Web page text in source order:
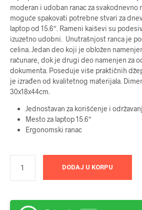
moderan i udoban ranac za svakodnevno
moguće spakovati potrebne stvari za
laptop od 15.6″. Rameni kaiševi su
izuzetno udobni. Unutrašnjost ranca je
celina. Jedan deo koji je obložen
računare, dok je drugi deo namenjen za
dokumenta. Poseduje više praktičnih
je izrađen od kvalitetnog materijala.
30x18x44cm.
Jednostavan za korišćenje i
Mesto za laptop 15.6″
Ergonomski ranac
DODAJ U KORPU